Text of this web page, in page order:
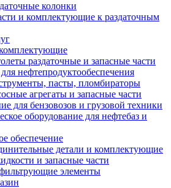
колонки
и комплектующие к раздаточным
раздаточные и запасные части
нефтепродуктообеспечения
пасты, пломбираторы
агрегаты и запасные части
для бензовозов и грузовой техники
оборудование для нефтебаз и
обеспечение
детали и комплектующие
и запасные части
элементы